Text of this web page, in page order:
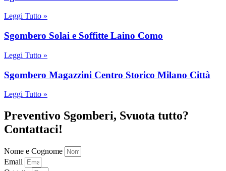
Leggi Tutto »
Sgombero Solai e Soffitte Laino Como
Leggi Tutto »
Sgombero Magazzini Centro Storico Milano Città
Leggi Tutto »
Preventivo Sgomberi, Svuota tutto?
Contattaci!
Nome e Cognome
Email